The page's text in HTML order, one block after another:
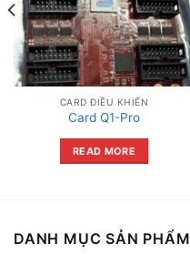
CARD ĐIỀU KHIỂN
Card Q1-Pro
READ MORE
DANH MỤC SẢN PHẨM